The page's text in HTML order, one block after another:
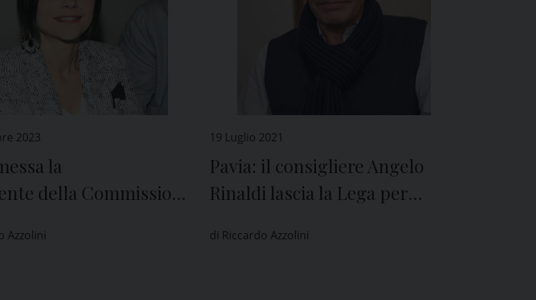
2023
la
della Commissione
Azzolini
19 Luglio 2021
Pavia: il consigliere Angelo
Rinaldi lascia la Lega per
di Riccardo Azzolini